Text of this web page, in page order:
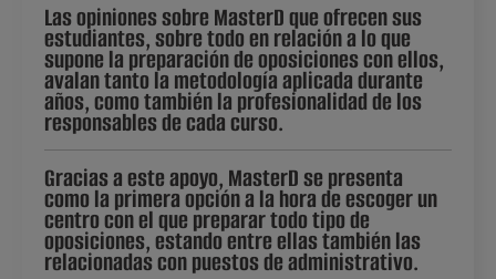
Las opiniones sobre MasterD que ofrecen sus
estudiantes, sobre todo en relación a lo que
supone la preparación de oposiciones con ellos,
avalan tanto la metodología aplicada durante
años, como también la profesionalidad de los
responsables de cada curso.
Gracias a este apoyo, MasterD se presenta
como la primera opción a la hora de escoger un
centro con el que preparar todo tipo de
oposiciones, estando entre ellas también las
relacionadas con puestos de administrativo.